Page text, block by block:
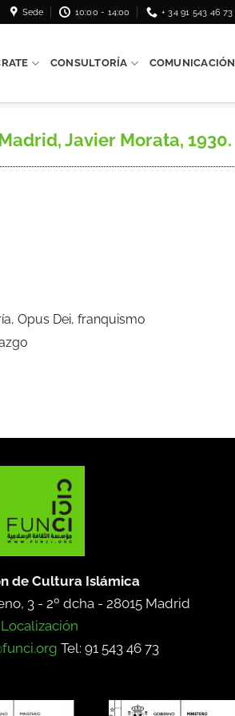
Sede 10:00 - 14:00 + 34 91 543 46 73
CONSULTORÍA COMUNICACIÓN
Javier Morata, 1930.
Opus Dei, franquismo
de Cultura Islámica
3 - 2º dcha - 28015 Madrid
Localización
Tel: 91 543 46 73